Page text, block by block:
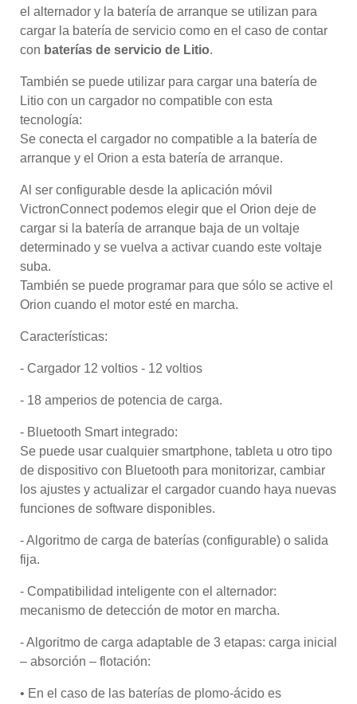
el alternador y la batería de arranque se utilizan para
cargar la batería de servicio como en el caso de contar
con baterías de servicio de Litio.
También se puede utilizar para cargar una batería de
Litio con un cargador no compatible con esta
tecnología:
Se conecta el cargador no compatible a la batería de
arranque y el Orion a esta batería de arranque.
Al ser configurable desde la aplicación móvil
VictronConnect podemos elegir que el Orion deje de
cargar si la batería de arranque baja de un voltaje
determinado y se vuelva a activar cuando este voltaje
suba.
También se puede programar para que sólo se active el
Orion cuando el motor esté en marcha.
Características:
- Cargador 12 voltios - 12 voltios
- 18 amperios de potencia de carga.
- Bluetooth Smart integrado:
Se puede usar cualquier smartphone, tableta u otro tipo
de dispositivo con Bluetooth para monitorizar, cambiar
los ajustes y actualizar el cargador cuando haya nuevas
funciones de software disponibles.
- Algoritmo de carga de baterías (configurable) o salida
fija.
- Compatibilidad inteligente con el alternador:
mecanismo de detección de motor en marcha.
- Algoritmo de carga adaptable de 3 etapas: carga inicial
– absorción – flotación:
• En el caso de las baterías de plomo-ácido es